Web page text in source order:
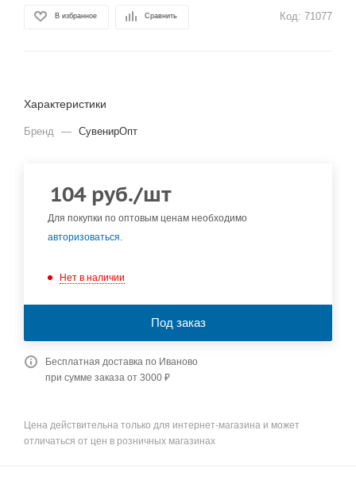
В избранное Сравнить Код: 71077
Характеристики
Бренд — СувенирОпт
104руб./шт
Для покупки по оптовым ценам необходимо
авторизоваться.
Нет в наличии
Под заказ
Бесплатная доставка по Иваново
при сумме заказа от 3000 ₽
Цена действительна только для интернет-магазина и может
отличаться от цен в розничных магазинах